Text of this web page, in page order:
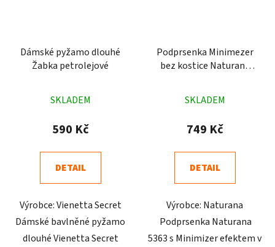
Dámské pyžamo dlouhé
Žabka petrolejové
hodnocení
produktu
4,5
z
hvězdiček.
SKLADEM
590 Kč
DETAIL
Výrobce: Vienetta Secret
Dámské bavlněné pyžamo
dlouhé Vienetta Secret
Podprsenka Minimezer
bez kostice Naturana
hodnocení
produktu
5,0
z
hvězdiček.
SKLADEM
749 Kč
DETAIL
Výrobce: Naturana
Podprsenka Naturana
5363 s Minimizer efektem v